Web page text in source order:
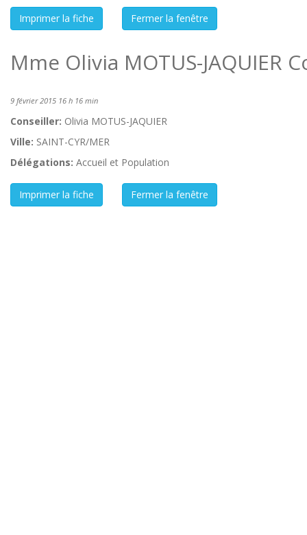
Mme Olivia MOTUS-JAQUIER
9 février 2015 16 h 16 min
Conseiller: Olivia MOTUS-JAQUIER
Ville: SAINT-CYR/MER
Délégations: Accueil et Population